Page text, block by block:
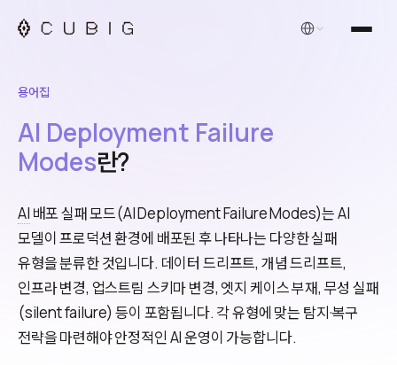
한국어
용어집
AI Deployment Failure
Modes란?
AI 배포 실패 모드(AI Deployment Failure Modes)는 AI
모델이 프로덕션 환경에 배포된 후 나타나는 다양한 실패
유형을 분류한 것입니다. 데이터 드리프트, 개념 드리프트,
인프라 변경, 업스트림 스키마 변경, 엣지 케이스 부재, 무성 실패
(silent failure) 등이 포함됩니다. 각 유형에 맞는 탐지·복구
전략을 마련해야 안정적인 AI 운영이 가능합니다.